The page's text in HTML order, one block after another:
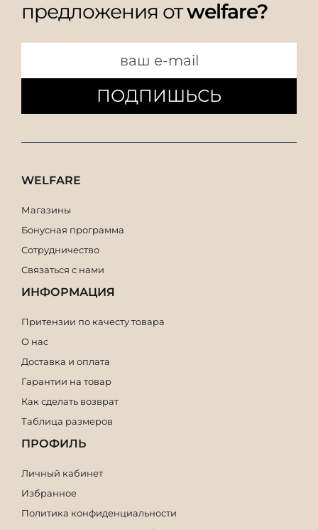
предложения отwelfare?
ПОДПИШЬСЬ
WELFARE
Магазины
Бонусная программа
Сотрудничество
Связаться с нами
ИНФОРМАЦИЯ
Притензии по качесту товара
О нас
Доставка и оплата
Гарантии на товар
Как сделать возврат
Таблица размеров
ПРОФИЛЬ
Личный кабинет
Избранное
Политика конфиденциальности